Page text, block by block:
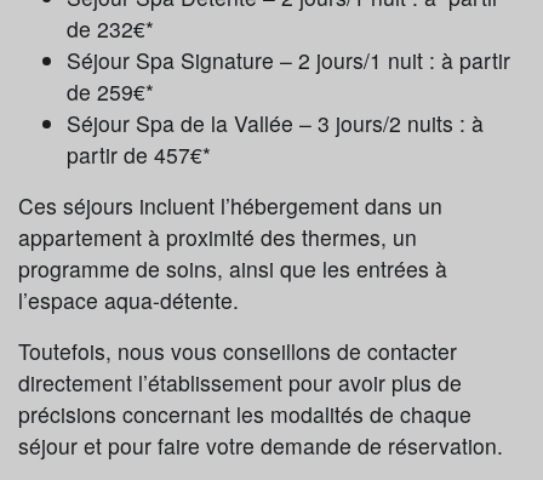
de 232€*
Séjour Spa Signature – 2 jours/1 nuit : à partir
de 259€*
Séjour Spa de la Vallée – 3 jours/2 nuits : à
partir de 457€*
Ces séjours incluent l’hébergement dans un
appartement à proximité des thermes, un
programme de soins, ainsi que les entrées à
l’espace aqua-détente.
Toutefois, nous vous conseillons de contacter
directement l’établissement pour avoir plus de
précisions concernant les modalités de chaque
séjour et pour faire votre demande de réservation.